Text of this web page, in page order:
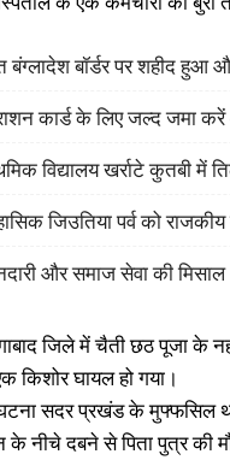
बंग्लादेश बॉर्डर पर शहीद हुआ
कार्ड के लिए जल्द जमा
विद्यालय खर्राटे कुतबी में
जिउतिया पर्व को
और समाज सेवा की
जिले में चैती छठ पूजा के
किशोर घायल हो गया।
सदर प्रखंड के मुफ्फसिल
नीचे दबने से पिता पुत्र की